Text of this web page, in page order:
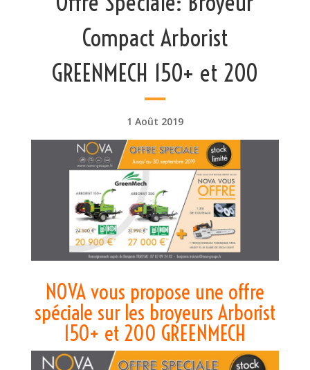
Compact Arborist
GREENMECH 150+ et 200
1 Août 2019
NOVA vous propose une offre
spéciale sur les broyeurs Arborist
150+ et 200 GREENMECH